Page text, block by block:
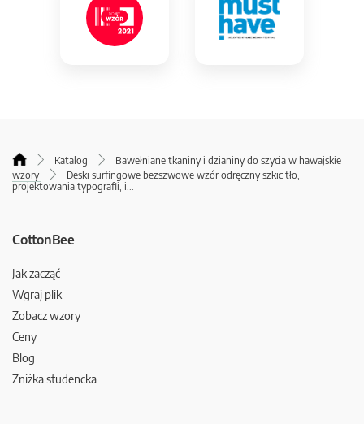
Katalog
Bawełniane tkaniny i dzianiny do szycia w hawajskie
wzory
Deski surfingowe bezszwowe wzór odręczny szkic tło,
projektowania typografii, i...
CottonBee
Jak zacząć
Wgraj plik
Zobacz wzory
Ceny
Blog
Zniżka studencka